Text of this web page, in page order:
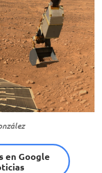
en Google